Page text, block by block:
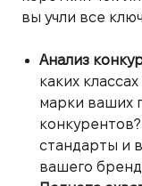
вы учли все
Анализ
каких
марки ваших
стандарты и
вашего